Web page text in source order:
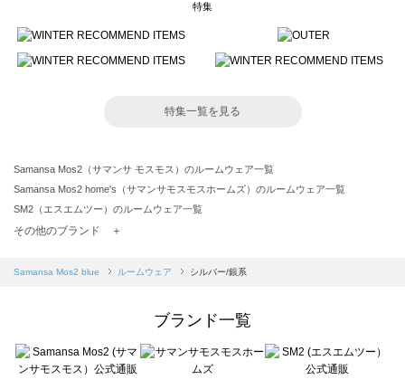
特集
特集一覧を見る
Samansa Mos2（サマンサ モスモス）のルームウェア一覧
Samansa Mos2 home's（サマンサモスモスホームズ）のルームウェア一覧
SM2（エスエムツー）のルームウェア一覧
TSUHARU by Samansa Mos2（ツハルバイサマンサモスモス）のルームウェア一覧
Samansa Mos2 blue（サマンサモスモス ブルー）のルームウェア一覧
sō4ū（ソウフォーユー）のルームウェア一覧
Te chichi（テチチ）のルームウェア一覧
Te chichi CLASSIC（テチチ クラシック）のルームウェア一覧
その他のブランド ＋
Samansa Mos2 blue ルームウェア シルバー/銀系
ブランド一覧